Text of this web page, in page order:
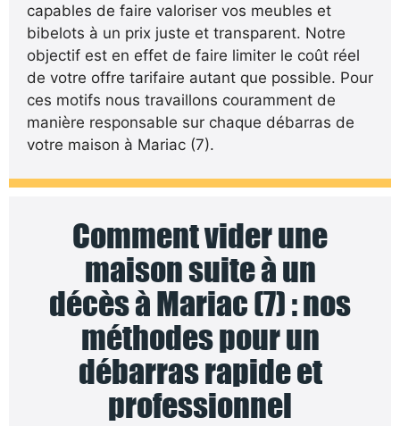
capables de faire valoriser vos meubles et
bibelots à un prix juste et transparent. Notre
objectif est en effet de faire limiter le coût réel
de votre offre tarifaire autant que possible. Pour
ces motifs nous travaillons couramment de
manière responsable sur chaque débarras de
votre maison à Mariac (7).
Comment vider une
maison suite à un
décès à Mariac (7) : nos
méthodes pour un
débarras rapide et
professionnel